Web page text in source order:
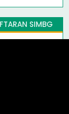
SIMBG